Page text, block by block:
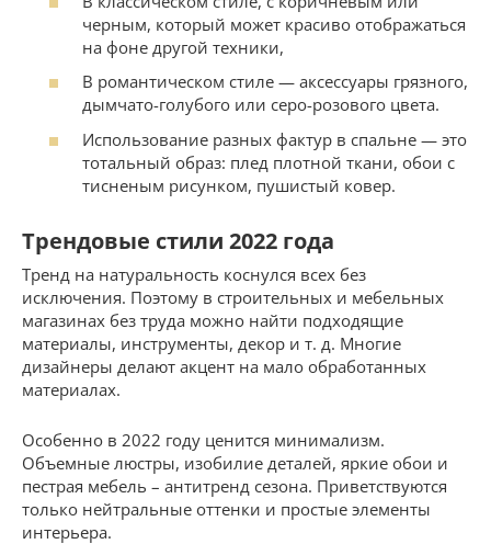
черным, который может красиво отображаться
на фоне другой техники,
В романтическом стиле — аксессуары грязного,
дымчато-голубого или серо-розового цвета.
Использование разных фактур в спальне — это
тотальный образ: плед плотной ткани, обои с
тисненым рисунком, пушистый ковер.
Трендовые стили 2022 года
Тренд на натуральность коснулся всех без
исключения. Поэтому в строительных и мебельных
магазинах без труда можно найти подходящие
материалы, инструменты, декор и т. д. Многие
дизайнеры делают акцент на мало обработанных
материалах.
Особенно в 2022 году ценится минимализм.
Объемные люстры, изобилие деталей, яркие обои и
пестрая мебель – антитренд сезона. Приветствуются
только нейтральные оттенки и простые элементы
интерьера.